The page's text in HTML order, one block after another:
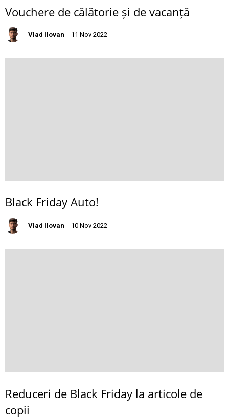
Vouchere de călătorie și de vacanță
Vlad Ilovan 11 Nov 2022
Black Friday Auto!
Vlad Ilovan 10 Nov 2022
Reduceri de Black Friday la articole de
copii